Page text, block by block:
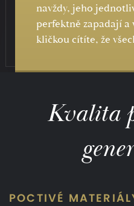
navždy, jeho
perfektně zapadají
kličkou cítíte, že
Kvalita
POCTIVÉ